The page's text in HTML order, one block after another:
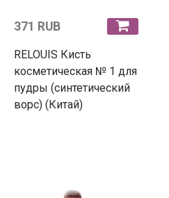
371 RUB
RELOUIS Кисть
косметическая № 1 для
пудры (синтетический
ворс) (Китай)